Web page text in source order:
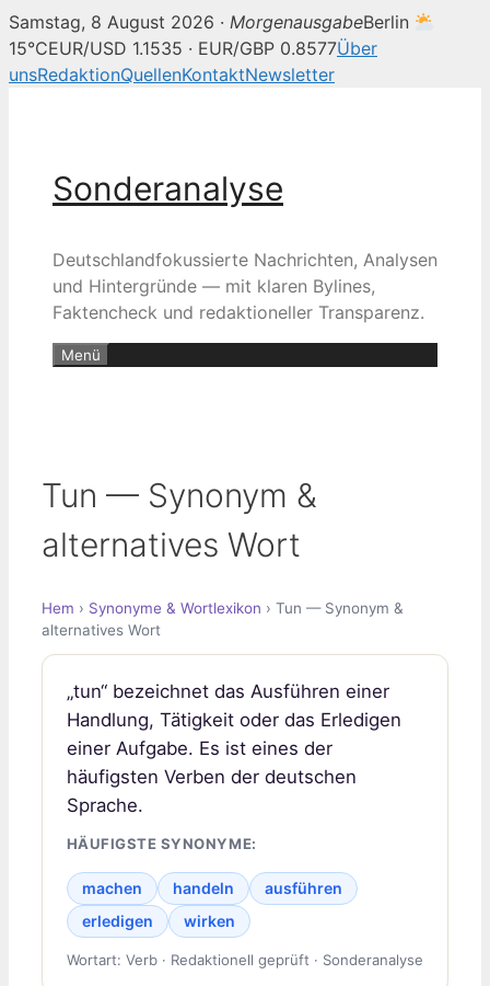
Samstag, 8 August 2026 · MorgenausgabeBerlin
15°CEUR/USD 1.1535 · EUR/GBP 0.8577Über
unsRedaktionQuellenKontaktNewsletter
Sonderanalyse
Deutschlandfokussierte Nachrichten, Analysen
und Hintergründe — mit klaren Bylines,
Faktencheck und redaktioneller Transparenz.
Menü
Tun — Synonym &
alternatives Wort
Hem › Synonyme & Wortlexikon › Tun — Synonym &
alternatives Wort
„tun“ bezeichnet das Ausführen einer
Handlung, Tätigkeit oder das Erledigen
einer Aufgabe. Es ist eines der
häufigsten Verben der deutschen
Sprache.
HÄUFIGSTE SYNONYME:
machen handeln
ausführen
erledigen
wirken
Wortart: Verb · Redaktionell geprüft · Sonderanalyse